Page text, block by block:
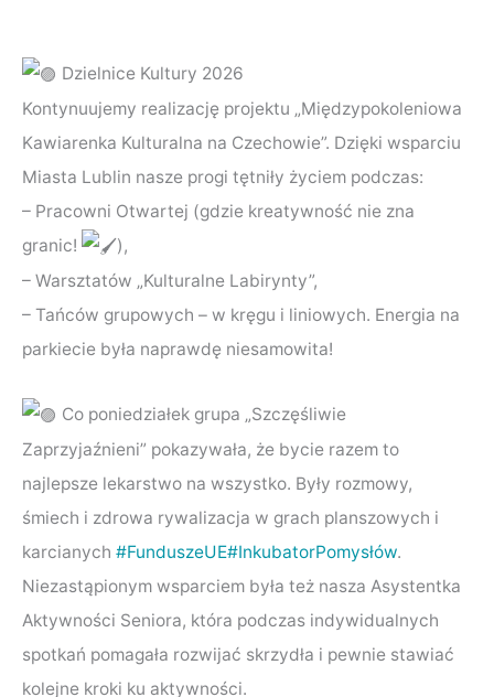
Dzielnice Kultury 2026
Kontynuujemy realizację projektu „Międzypokoleniowa
Kawiarenka Kulturalna na Czechowie”. Dzięki wsparciu
Miasta Lublin nasze progi tętniły życiem podczas:
– Pracowni Otwartej (gdzie kreatywność nie zna
granic!
),
– Warsztatów „Kulturalne Labirynty”,
– Tańców grupowych – w kręgu i liniowych. Energia na
parkiecie była naprawdę niesamowita!
Co poniedziałek grupa „Szczęśliwie
Zaprzyjaźnieni” pokazywała, że bycie razem to
najlepsze lekarstwo na wszystko. Były rozmowy,
śmiech i zdrowa rywalizacja w grach planszowych i
karcianych #FunduszeUE#InkubatorPomysłów.
Niezastąpionym wsparciem była też nasza Asystentka
Aktywności Seniora, która podczas indywidualnych
spotkań pomagała rozwijać skrzydła i pewnie stawiać
kolejne kroki ku aktywności.